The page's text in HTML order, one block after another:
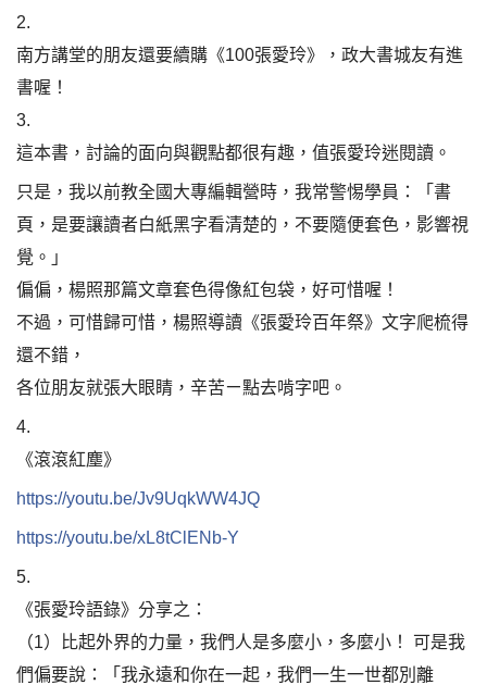
2.
南方講堂的朋友還要續購《100張愛玲》，政大書城友有進
書喔！
3.
這本書，討論的面向與觀點都很有趣，值張愛玲迷閱讀。
只是，我以前教全國大專編輯營時，我常警惕學員：「書
頁，是要讓讀者白紙黑字看清楚的，不要隨便套色，影響視
覺。」
偏偏，楊照那篇文章套色得像紅包袋，好可惜喔！
不過，可惜歸可惜，楊照導讀《張愛玲百年祭》文字爬梳得
還不錯，
各位朋友就張大眼睛，辛苦ㄧ點去啃字吧。
4.
《滾滾紅塵》
https://youtu.be/Jv9UqkWW4JQ
https://youtu.be/xL8tClENb-Y
5.
《張愛玲語錄》分享之：
（1）比起外界的力量，我們人是多麼小，多麼小！ 可是我
們偏要說：「我永遠和你在一起，我們一生一世都別離